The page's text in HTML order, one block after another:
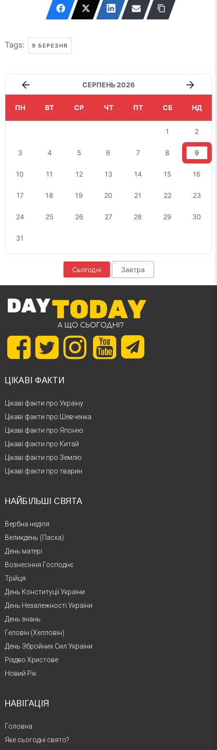
Tags: 9 БЕРЕЗНЯ
СЕРПЕНЬ 2026
ПН ВТ СР ЧТ ПТ СБ НД
1 2
3 4 5 6 7 8 9
10 11 12 13 14 15 16
17 18 19 20 21 22 23
24 25 26 27 28 29 30
31
Сьогодні Завтра
ЦІКАВІ ФАКТИ
Цікаві факти про Україну
Цікаві факти про Шевченка
Цікаві факти про Японію
Цікаві факти про Китай
Цікаві факти про Землю
Цікаві факти про тварин
НАЙБІЛЬШІ СВЯТА
Вербна неділя
Великдень (Пасха)
День матері
Вознесіння Господнє
Трійця
День Конституції України
День Незалежності України
День знань
Геловін (Хелловін)
День Збройних Сил України
Різдво Христове
Новий Рік
НАВІГАЦІЯ
Головна
Яке сьогодні свято?